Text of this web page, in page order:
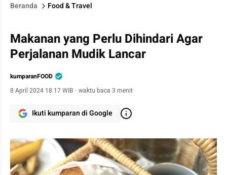
Beranda Food & Travel
Makanan yang Perlu Dihindari Agar
Perjalanan Mudik Lancar
kumparanFOOD
8 April 2024 18:17 WIB · waktu baca 3 menit
Ikuti kumparan di Google